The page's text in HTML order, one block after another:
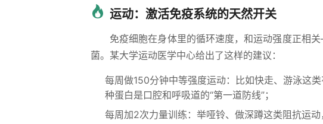
运动：激活免疫系统的天然开关
免疫细胞在身体里的循环速度，和运动强度正相
菌。某大学运动医学中心给出了这样的建议：
每周做150分钟中等强度运动：比如快走、游泳这
种蛋白是口腔和呼吸道的“第一道防线”；
每周加2次力量训练：举哑铃、做深蹲这类阻抗运